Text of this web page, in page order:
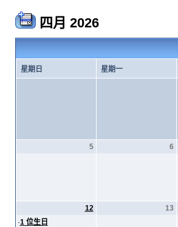
四月 2026
星期日 星期一
5 6
12
·1 位生日
13